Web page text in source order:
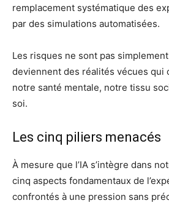
remplacement systématique des
par des simulations automatisées.
Les risques ne sont pas
deviennent des réalités vécues qui
notre santé mentale, notre tissu
soi.
Les cinq piliers menacés
À mesure que l’IA s’intègre dans
cinq aspects fondamentaux de
confrontés à une pression sans